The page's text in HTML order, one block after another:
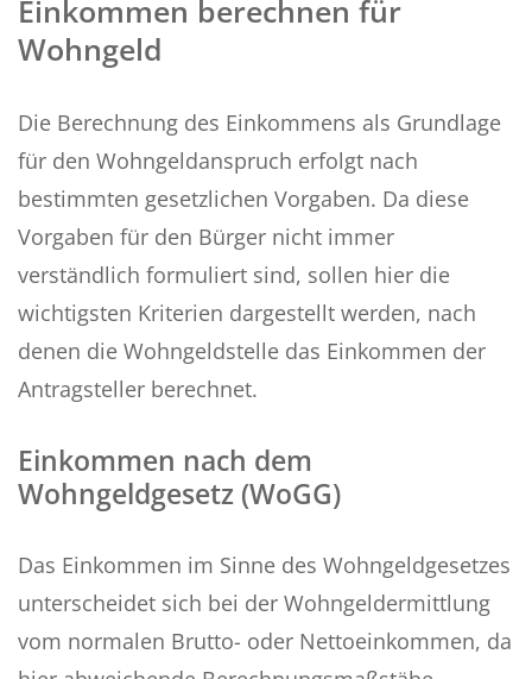
Einkommen berechnen für
Wohngeld
Die Berechnung des Einkommens als Grundlage
für den Wohngeldanspruch erfolgt nach
bestimmten gesetzlichen Vorgaben. Da diese
Vorgaben für den Bürger nicht immer
verständlich formuliert sind, sollen hier die
wichtigsten Kriterien dargestellt werden, nach
denen die Wohngeldstelle das Einkommen der
Antragsteller berechnet.
Einkommen nach dem
Wohngeldgesetz (WoGG)
Das Einkommen im Sinne des Wohngeldgesetzes
unterscheidet sich bei der Wohngeldermittlung
vom normalen Brutto- oder Nettoeinkommen, da